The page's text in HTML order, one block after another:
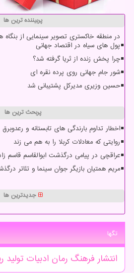
پربیننده ترین ها
در منطقه خاکستری تصویر سینمایی از
پول های سیاه در اقتصاد جهانی
چرا پخش زنده از ثریا گرفته شد؟
شور جام جهانی روی پرده نقره ای
حسین وزیری مدیرکل پشتیبانی شد
پربحث ترین ها
اخطار تداوم بارندگی های تابستانه و رعدوبرق در 4 استان تا
روایتی که معادلات کربلا را به هم می زند
عراقچی در پیامی درگذشت ابوالقاسم قاسم
مریم همتیان بازیگر جوان سینما و تئاتر
جدیدترین ها
تگها
انتشار فرهنگ رمان ادبیات تولید